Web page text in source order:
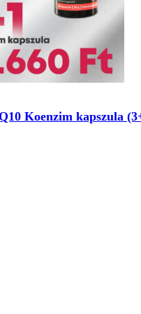
Koenzim kapszula